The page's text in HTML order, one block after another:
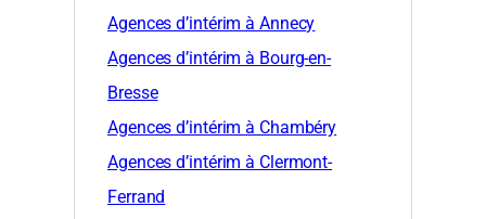
Agences d’intérim à Annecy
Agences d’intérim à Bourg-en-
Bresse
Agences d’intérim à Chambéry
Agences d’intérim à Clermont-
Ferrand